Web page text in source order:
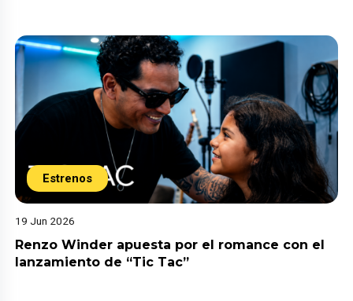
Estrenos
19 Jun 2026
Renzo Winder apuesta por el romance con el
lanzamiento de “Tic Tac”